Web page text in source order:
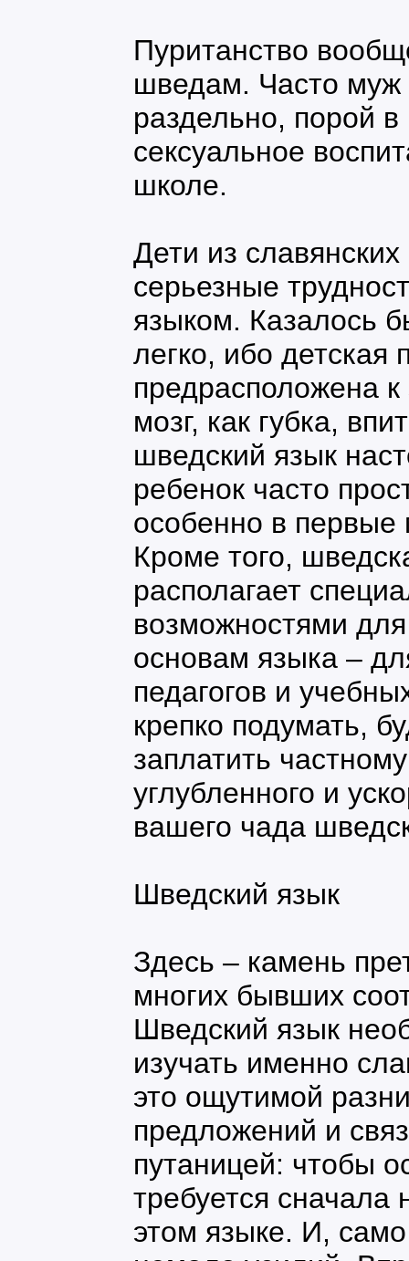
Пуританство
шведам. Часто муж
раздельно, порой
сексуальное
школе.
Дети из
серьезные
языком. Казалось
легко, ибо детская
предрасположена
мозг, как губка,
шведский язык
ребенок часто
особенно в первые
Кроме того,
располагает
возможностями
основам языка –
педагогов и
крепко подумать,
заплатить
углубленного и
вашего чада
Шведский язык
Здесь – камень
многих бывших
Шведский язык
изучать именно
это ощутимой
предложений и
путаницей: чтобы
требуется сначала
этом языке. И,